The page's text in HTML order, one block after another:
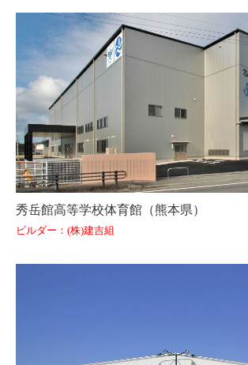
秀岳館高等学校体育館（熊本県）
ビルダー：(株)建吉組